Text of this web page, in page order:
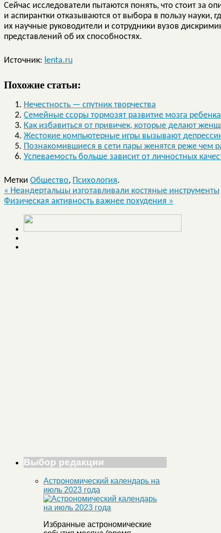
Сейчас исследователи пытаются понять, что стоит за
и аспирантки отказываются от выбора в пользу науки,
их научные руководители и сотрудники вузов
представлений об их способностях.
Источник: lenta.ru
Похожие статьи:
Нечестность — спутник творчества
Семейные ссоры тормозят развитие мозга ребенка
Как избавиться от привичек, которые делают
Жестокие компьютерные игры вызывают
Познакомившиеся в сети пары женятся реже чем
Успеваемость больше зависит от личностных
Метки Общество, Психология.
« Неандертальцы изготавливали костяные инструменты
Физическая активность важнее похудения »
Выбор редакции
Астрономический календарь на
июль 2023 года
Избранные астрономические